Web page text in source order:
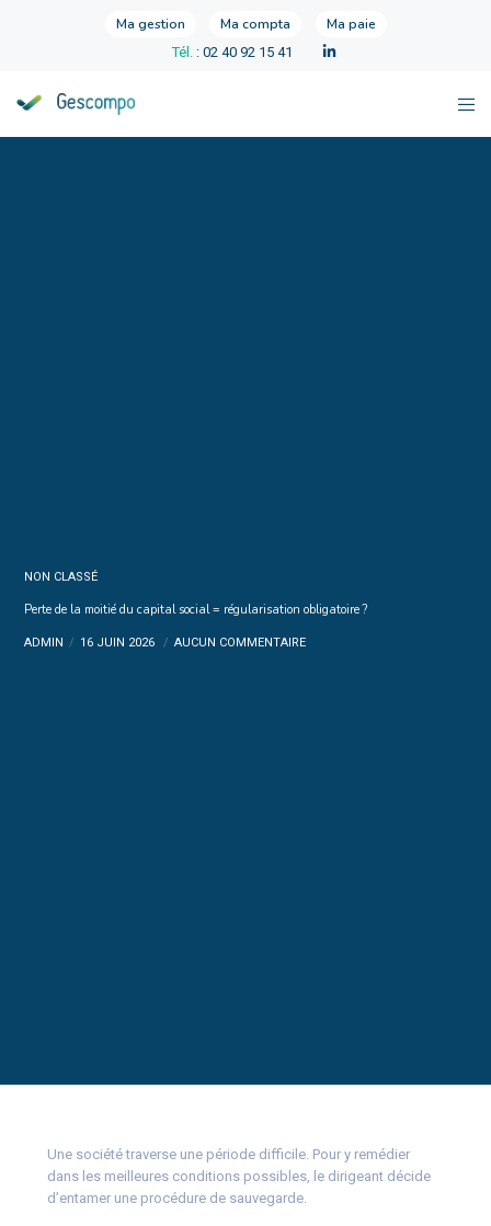
Ma gestion Ma compta Ma paie
Tél. : 02 40 92 15 41
NON CLASSÉ
Perte de la moitié du capital social = régularisation obligatoire ?
ADMIN 16 JUIN 2026 AUCUN COMMENTAIRE
Une société traverse une période difficile. Pour y remédier
dans les meilleures conditions possibles, le dirigeant décide
d’entamer une procédure de sauvegarde.